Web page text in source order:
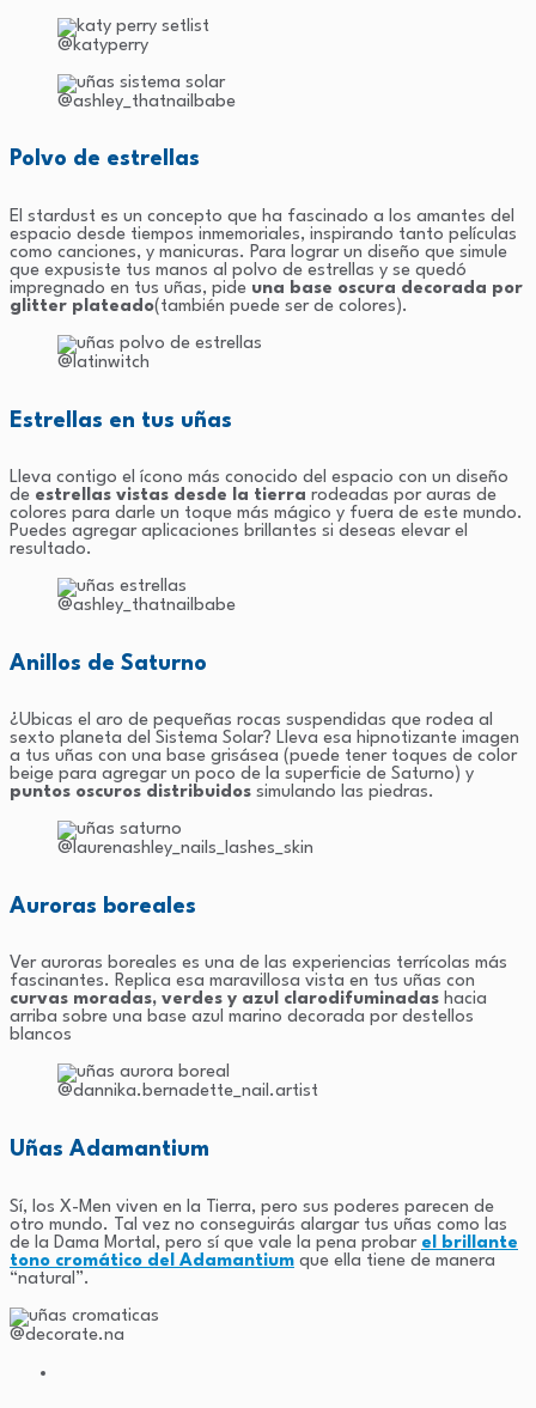
@katyperry
@ashley_thatnailbabe
Polvo de estrellas
El stardust es un concepto que ha fascinado a los amantes del
espacio desde tiempos inmemoriales, inspirando tanto películas
como canciones, y manicuras. Para lograr un diseño que simule
que expusiste tus manos al polvo de estrellas y se quedó
impregnado en tus uñas, pide una base oscura decorada por
glitter plateado(también puede ser de colores).
@latinwitch
Estrellas en tus uñas
Lleva contigo el ícono más conocido del espacio con un diseño
de estrellas vistas desde la tierra rodeadas por auras de
colores para darle un toque más mágico y fuera de este mundo.
Puedes agregar aplicaciones brillantes si deseas elevar el
resultado.
@ashley_thatnailbabe
Anillos de Saturno
¿Ubicas el aro de pequeñas rocas suspendidas que rodea al
sexto planeta del Sistema Solar? Lleva esa hipnotizante imagen
a tus uñas con una base grisásea (puede tener toques de color
beige para agregar un poco de la superficie de Saturno) y
puntos oscuros distribuidos simulando las piedras.
@laurenashley_nails_lashes_skin
Auroras boreales
Ver auroras boreales es una de las experiencias terrícolas más
fascinantes. Replica esa maravillosa vista en tus uñas con
curvas moradas, verdes y azul clarodifuminadas hacia
arriba sobre una base azul marino decorada por destellos
blancos
@dannika.bernadette_nail.artist
Uñas Adamantium
Sí, los X-Men viven en la Tierra, pero sus poderes parecen de
otro mundo. Tal vez no conseguirás alargar tus uñas como las
de la Dama Mortal, pero sí que vale la pena probar el brillante
tono cromático del Adamantium que ella tiene de manera
“natural”.
@decorate.na